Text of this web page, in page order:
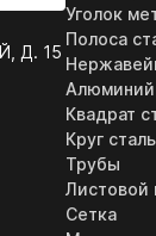
Д. 15
Уголок
Полоса
Алюминий
Квадрат
Круг
Трубы
Листовой
Сетка